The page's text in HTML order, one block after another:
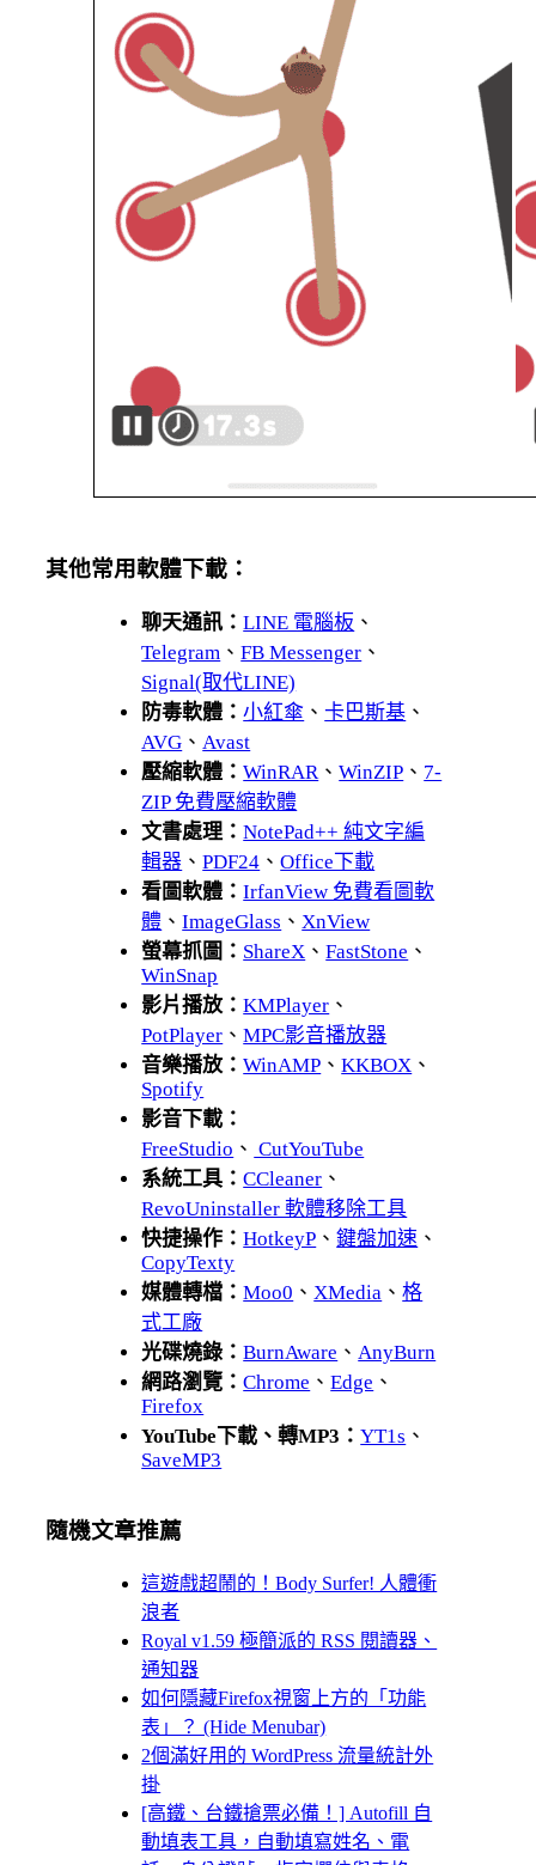
其他常用軟體下載：
聊天通訊：LINE 電腦板 、
Telegram 、FB Messenger 、
Signal(取代LINE)
防毒軟體：小紅傘 、卡巴斯基 、
AVG 、 Avast
壓縮軟體：WinRAR 、WinZIP 、 7-
ZIP 免費壓縮軟體
文書處理：NotePad++ 純文字編
輯器 、PDF24 、Office下載
看圖軟體：IrfanView 免費看圖軟
體 、ImageGlass 、 XnView
螢幕抓圖： ShareX 、FastStone 、
WinSnap
影片播放：KMPlayer 、
PotPlayer 、MPC影音播放器
音樂播放：WinAMP 、KKBOX 、
Spotify
影音下載：
FreeStudio 、 CutYouTube
系統工具：CCleaner 、
RevoUninstaller 軟體移除工具
快捷操作：HotkeyP 、鍵盤加速 、
CopyTexty
媒體轉檔：Moo0 、 XMedia 、格
式工廠
光碟燒錄：BurnAware 、 AnyBurn
網路瀏覽：Chrome 、Edge 、
Firefox
YouTube下載、轉MP3：YT1s 、
SaveMP3
隨機文章推薦
這遊戲超鬧的！Body Surfer! 人體衝
浪者
Royal v1.59 極簡派的 RSS 閱讀器、
通知器
如何隱藏Firefox視窗上方的「功能
表」？ (Hide Menubar)
2個滿好用的 WordPress 流量統計外
掛
[高鐵、台鐵搶票必備！] Autofill 自
動填表工具，自動填寫姓名、電